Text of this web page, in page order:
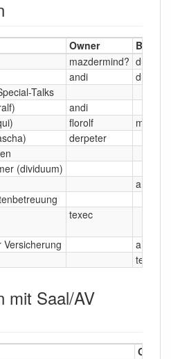
Owner
Backup
mazdermind? du?
andi
du?
Talks
andi
florolf
meise
derpeter
(dividuum)
andi
texec
andi
texec
mit Saal/AV
Owner